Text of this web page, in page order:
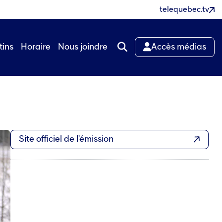
telequebec.tv
Horaire Nous joindre Accès médias
Site officiel de l'émission